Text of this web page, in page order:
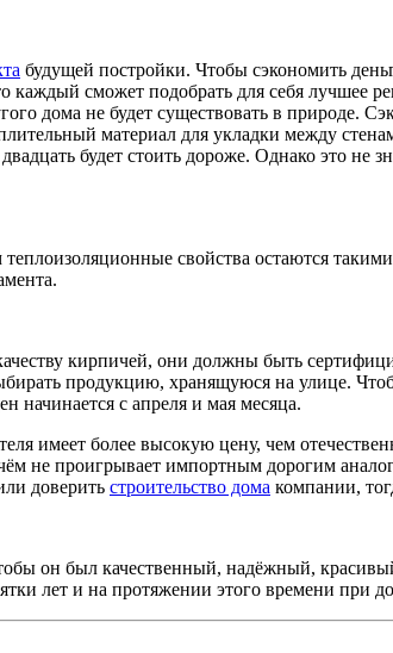
будущей постройки. Чтобы сэкономить
каждый сможет подобрать для себя
дома не будет существовать в
материал для укладки между
будет стоить дороже. Однако это не
свойства остаются
кирпичей, они должны быть
продукцию, хранящуюся на улице.
с апреля и мая месяца.
имеет более высокую цену, чем
чём не проигрывает импортным дорогим
доверить строительство дома компании,
он был качественный, надёжный,
лет и на протяжении этого времени при